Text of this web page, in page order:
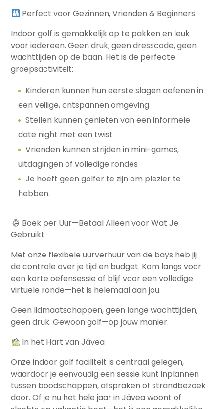
Perfect voor Gezinnen, Vrienden & Beginners
Indoor golf is gemakkelijk op te pakken en leuk
voor iedereen. Geen druk, geen dresscode, geen
wachttijden op de baan. Het is de perfecte
groepsactiviteit:
Kinderen kunnen hun eerste slagen oefenen in
een veilige, ontspannen omgeving
Stellen kunnen genieten van een informele
date night met een twist
Vrienden kunnen strijden in mini-games,
uitdagingen of volledige rondes
Je hoeft geen golfer te zijn om plezier te
hebben.
Boek per Uur—Betaal Alleen voor Wat Je
Gebruikt
Met onze flexibele uurverhuur van de bays heb jij
de controle over je tijd en budget. Kom langs voor
een korte oefensessie of blijf voor een volledige
virtuele ronde—het is helemaal aan jou.
Geen lidmaatschappen, geen lange wachttijden,
geen druk. Gewoon golf—op jouw manier.
In het Hart van Jávea
Onze indoor golf faciliteit is centraal gelegen,
waardoor je eenvoudig een sessie kunt inplannen
tussen boodschappen, afspraken of strandbezoek
door. Of je nu het hele jaar in Jávea woont of